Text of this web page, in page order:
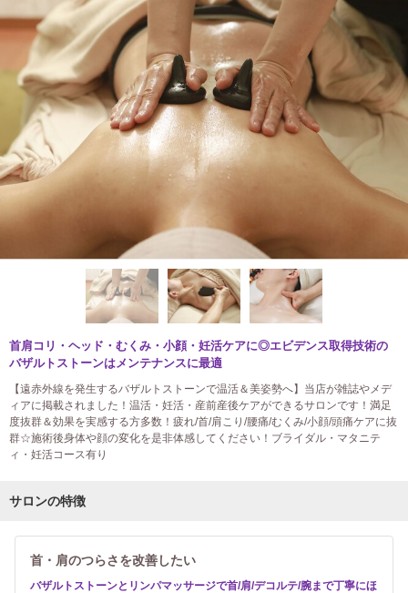
首肩コリ・ヘッド・むくみ・小顔・妊活ケアに◎エビデンス取得技術の
バザルトストーンはメンテナンスに最適
【遠赤外線を発生するバザルトストーンで温活＆美姿勢へ】当店が雑誌やメデ
ィアに掲載されました！温活・妊活・産前産後ケアができるサロンです！満足
度抜群＆効果を実感する方多数！疲れ/首/肩こり/腰痛/むくみ/小顔/頭痛ケアに抜
群☆施術後身体や顔の変化を是非体感してください！ブライダル・マタニテ
ィ・妊活コース有り
サロンの特徴
首・肩のつらさを改善したい
バザルトストーンとリンパマッサージで首/肩/デコルテ/腕まで丁寧にほ